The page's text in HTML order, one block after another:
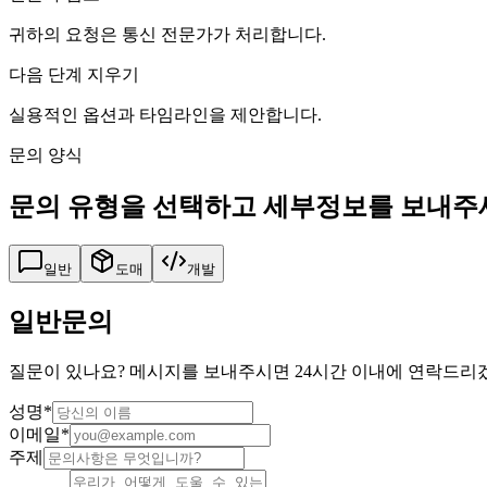
귀하의 요청은 통신 전문가가 처리합니다.
다음 단계 지우기
실용적인 옵션과 타임라인을 제안합니다.
문의 양식
문의 유형을 선택하고 세부정보를 보내주
일반 도매 개발
일반문의
질문이 있나요? 메시지를 보내주시면 24시간 이내에 연락드리
성명*
이메일*
주제